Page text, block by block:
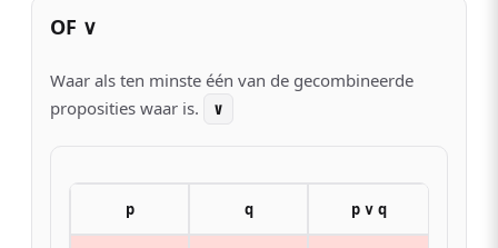
OF ∨
Waar als ten minste één van de gecombineerde
proposities waar is.
∨
p q p ∨ q